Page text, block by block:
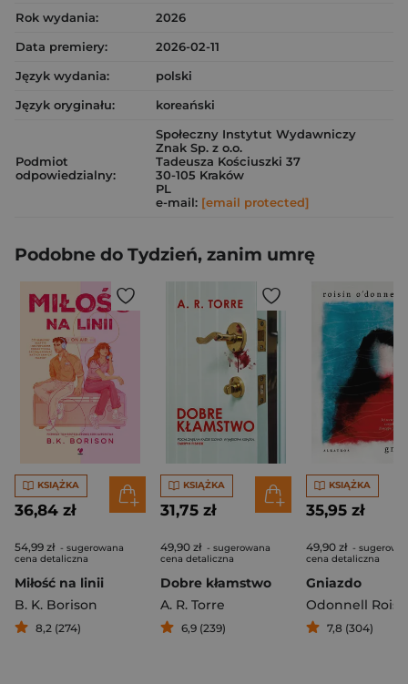
Rok wydania:
2026
Data premiery:
2026-02-11
Język wydania:
polski
Język oryginału:
koreański
Podmiot
odpowiedzialny:
Społeczny Instytut Wydawniczy
Znak Sp. z o.o.
Tadeusza Kościuszki 37
30-105 Kraków
PL
e-mail: [email protected]
Podobne do Tydzień, zanim umrę
KSIĄŻKA
36,84 zł
54,99 zł - sugerowana
cena detaliczna
Miłość na linii
B. K. Borison
8,2 (274)
KSIĄŻKA
31,75 zł
49,90 zł - sugerowana
cena detaliczna
Dobre kłamstwo
A. R. Torre
6,9 (239)
KSIĄŻKA
35,95 zł
49,90 zł -
cena detaliczna
Gniazdo
Odonnell
7,8 (304)